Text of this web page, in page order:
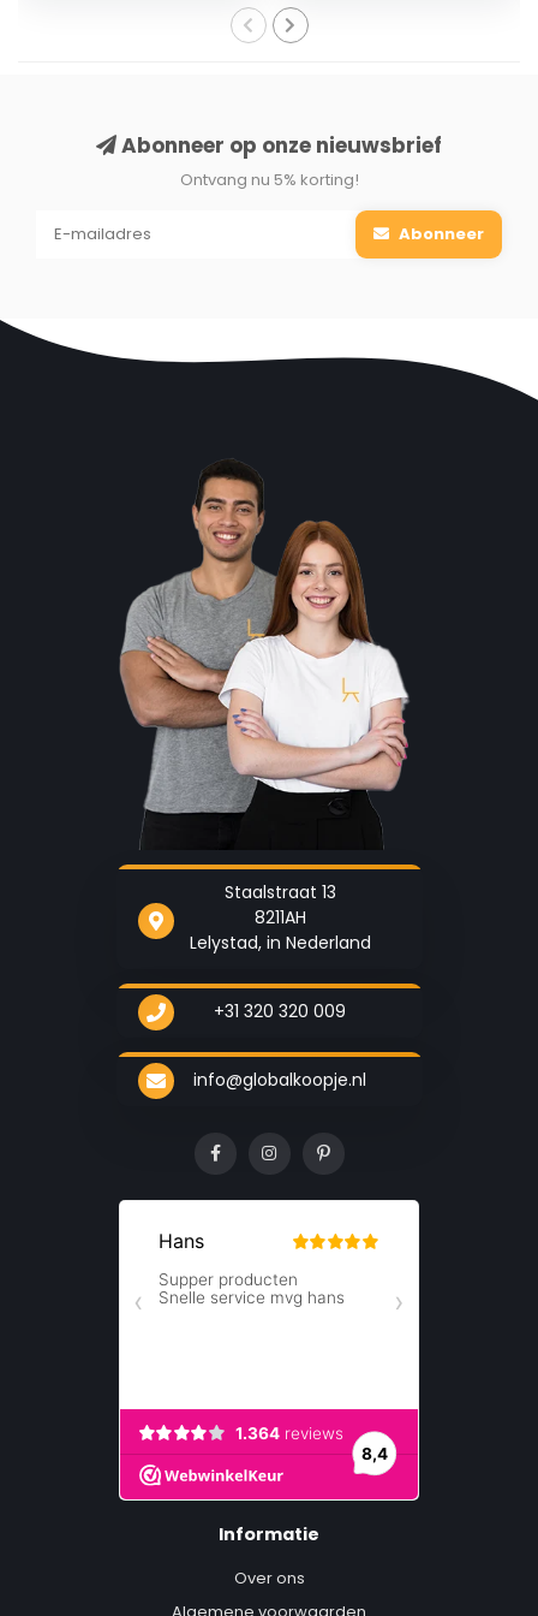
Maximaal behoud van voedingsstoffen
en 30% meer vitamines en mineralen. Zo behoud je alle
✔ Krachtige 900W motor
✔ 800 ML sapreservoir
✔ 2 Jaar Fabrieksgarantie
Doorzichtige vulschacht en deksel
De sapcentrifuge heeft een doorzichtige vulschacht en deksel.
Hierdoor zie je de RVS filter zijn werk doen. Ook kun je hierdoor
een overzicht van wat je aan het doen bent. Hierdoor werk je
automatisch productiever!
Eenvoudig schoon te maken
verwijderbare delen kunnen in de vaatwasser (duwstuk, deksel,
filter, sapreservoir, pulpcontainer). Ook wordt er een
schoonmaakborstel meegeleverd om de binnenste delen
rest van de keuken schoon!
lekkerste sapjes. Beter nog: de slowjuicer, een CE-markering.
Dit betekent dat het product voldoet aan de wettelijke eisen met
betrekking tot veiligheid en prestatie. Het product is dus
helemaal veilig in gebruik.
Abonneer op onze nieuwsbrief
Ontvang nu 5% korting!
Abonneer
Staalstraat 13
8211AH
Lelystad, in Nederland
+31 320 320 009
info@globalkoopje.nl
Informatie
Over ons
Algemene voorwaarden